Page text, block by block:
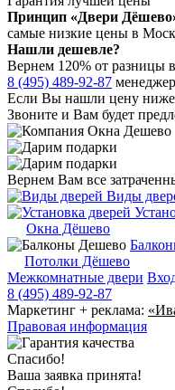
Принцип «Двери
самые низкие цены в
Нашли дешевле?
Вернем 120% от разницы
8 (495) 489-92-87
Если Вы нашли цену ниже
Звоните и Вам будет
Вернем Вам все
Виды
Окна Дёшево
Потолки Дёшево
Межкомнатные двери
8 (495) 489-92-87
Маркетинг + реклама:
Правовая информация
Спасибо!
Ваша заявка принята!